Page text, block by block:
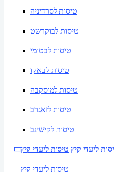
טיסות לסרדיניה
טיסות לבוקרשט
טיסות לבטומי
טיסות לבאקו
טיסות למוסקבה
טיסות לזאגרב
טיסות לקישינב
ליעדי קיץ טיסות ליעדי קיץ
טיסות ליעדי קיץ